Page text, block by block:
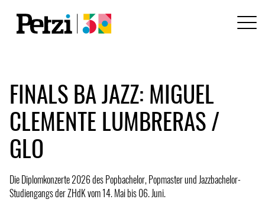
FINALS BA JAZZ: MIGUEL
CLEMENTE LUMBRERAS /
GLO
Die Diplomkonzerte 2026 des Popbachelor, Popmaster und Jazzbachelor-
Studiengangs der ZHdK vom 14. Mai bis 06. Juni.